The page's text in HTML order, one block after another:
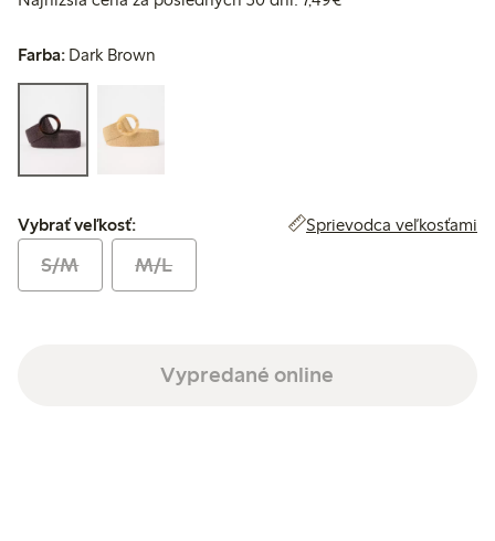
Farba: Dark Brown
Vybrať veľkosť:
Vybrať veľkosť: Sprievodca veľkosťami
S/M M/L
Vypredané online